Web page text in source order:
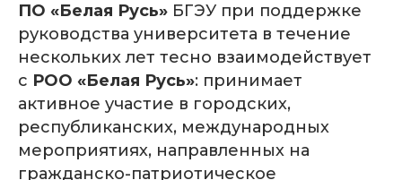
ПО «Белая Русь» БГЭУ при поддержке
руководства университета в течение
нескольких лет тесно взаимодействует
с РОО «Белая Русь»: принимает
активное участие в городских,
республиканских, международных
мероприятиях, направленных на
гражданско-патриотическое